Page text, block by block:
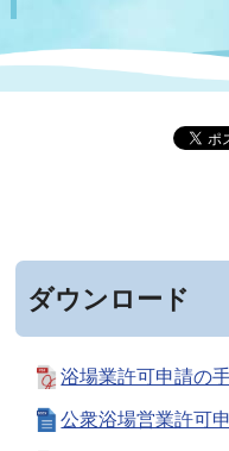
ダウンロード
浴場業許可申請の
公衆浴場営業許可